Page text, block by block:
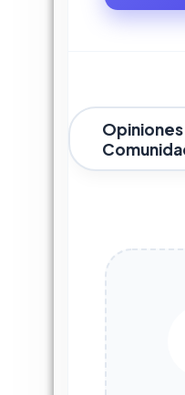
Opiniones